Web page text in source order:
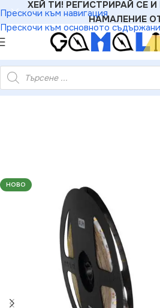
Прескочи към навигация
Прескочи към основното
ХЕЙ ТИ! РЕГИСТРИРАЙ СЕ
НАМАЛЕНИЕ
»Kanlux 24514 ЛЕД Лента
НОВО